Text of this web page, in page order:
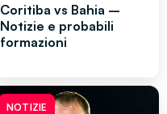
Coritiba vs Bahia –
Notizie e probabili
formazioni
NOTIZIE